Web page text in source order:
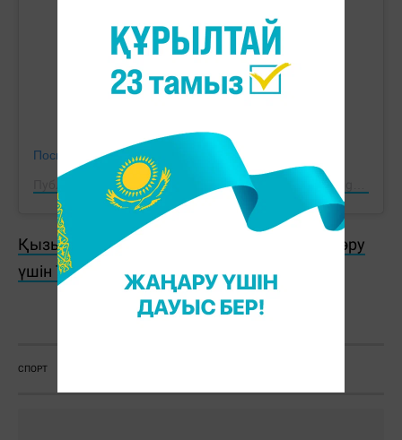
Посмотреть эту публикацию в Instagram
Қызықты жаңалықтар мен видеоларды көру
үшін TikTok арнамызға жазылыңыз!
Ж. Қадыржанова
СПОРТ